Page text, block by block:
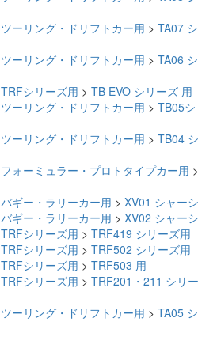
ツーリング・ドリフトカー用 > TA07 シ
ツーリング・ドリフトカー用 > TA06 シ
TRFシリーズ用 > TB EVO シリーズ 用
ツーリング・ドリフトカー用 > TB05シ
ツーリング・ドリフトカー用 > TB04 シ
フォーミュラー・プロトタイプカー用 >
バギー・ラリーカー用 > XV01 シャーシ
バギー・ラリーカー用 > XV02 シャーシ
TRFシリーズ用 > TRF419 シリーズ用
TRFシリーズ用 > TRF502 シリーズ用
TRFシリーズ用 > TRF503 用
TRFシリーズ用 > TRF201・211 シリー
ツーリング・ドリフトカー用 > TA05 シ